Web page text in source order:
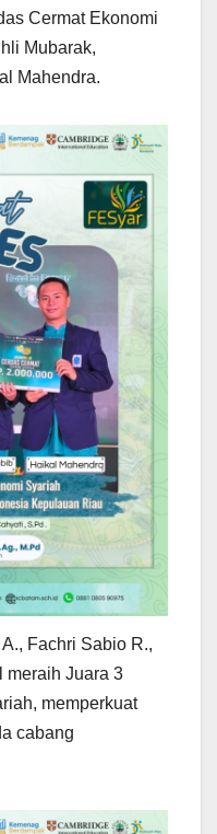
Cermat Ekonomi
Mubarak,
Mahendra.
Fachri Sabio R.,
meraih Juara 3
memperkuat
cabang